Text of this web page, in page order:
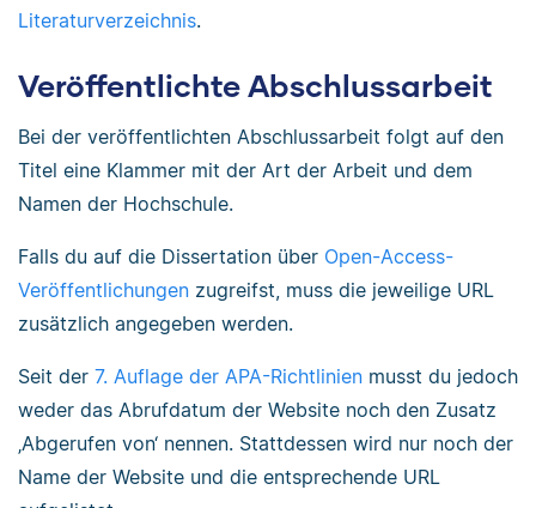
Literaturverzeichnis.
Veröffentlichte Abschlussarbeit
Bei der veröffentlichten Abschlussarbeit folgt auf den
Titel eine Klammer mit der Art der Arbeit und dem
Namen der Hochschule.
Falls du auf die Dissertation über Open-Access-
Veröffentlichungen zugreifst, muss die jeweilige URL
zusätzlich angegeben werden.
Seit der 7. Auflage der APA-Richtlinien musst du jedoch
weder das Abrufdatum der Website noch den Zusatz
‚Abgerufen von‘ nennen. Stattdessen wird nur noch der
Name der Website und die entsprechende URL